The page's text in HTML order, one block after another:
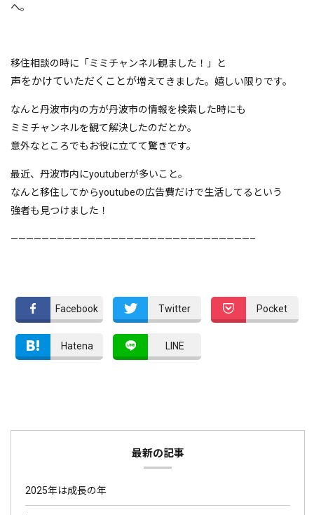
へ。
移住相談の時に「ミミチャンネル観ました！」と
声をかけていただくことが増えてきました。嬉しい限りです。
なんと丹波市内の方が丹波市の情報を検索した時にも
ミミチャンネルを観て解決したのだとか。
意外なところでもお役に立てて驚きです。
最近、丹波市内にyoutuberが多いこと。
なんと移住してからyoutubeの広告費だけで生活してるという
強者も見つけました！
———————————————————————————————–
Facebook Twitter Pocket
Hatena LINE
最新の記事
2025年は成長の年